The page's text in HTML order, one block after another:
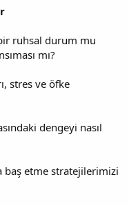
ruhsal durum mu
mı?
stres ve öfke
dengeyi nasıl
baş etme stratejilerimizi